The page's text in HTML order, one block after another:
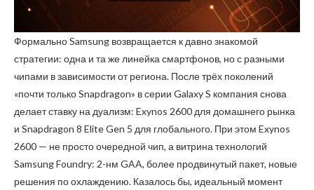
Формально Samsung возвращается к давно знакомой
стратегии: одна и та же линейка смартфонов, но с разными
чипами в зависимости от региона. После трёх поколений
«почти только Snapdragon» в серии Galaxy S компания снова
делает ставку на дуализм: Exynos 2600 для домашнего рынка
и Snapdragon 8 Elite Gen 5 для глобального. При этом Exynos
2600 — не просто очередной чип, а витрина технологий
Samsung Foundry: 2-нм GAA, более продвинутый пакет, новые
решения по охлаждению. Казалось бы, идеальный момент